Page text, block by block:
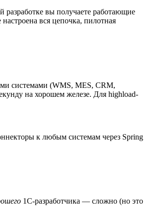
вы получаете работающие
вся цепочка, пилотная
системами (WMS, MES, CRM,
на хорошем железе. Для highload-
к любым системам через Spring
1С-разработчика — сложно (но это